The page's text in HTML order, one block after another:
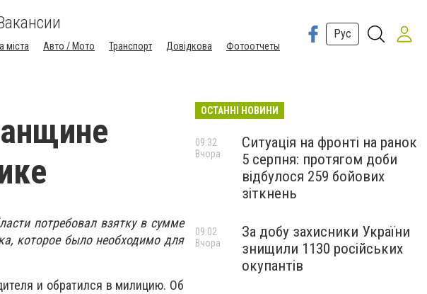
міста Авто / Мото Транспорт Довідкова Фотоотчеты
Рус
потребовал взятку в сумме
которое было необходимо для
и обратился в милицию. Об
ОСТАННІ НОВИНИ
Ситуація на фронті на ранок
5 серпня: протягом доби
відбулося 259 бойових
зіткнень
09:32
Вчора
За добу захисники України
знищили 1130 російських
окупантів
09:02
Вчора